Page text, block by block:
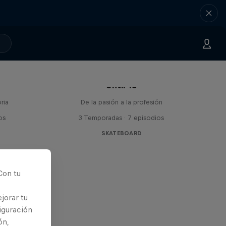
Until 18
De la pasión a la profesión
3 Temporadas · 7 episodios
SKATEBOARD
tu
tu